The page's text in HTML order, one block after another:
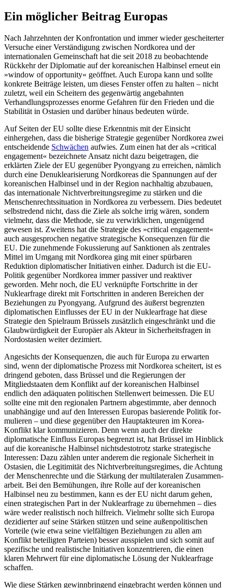
Ein möglicher Beitrag Europas
Nach Jahrzehnten der Konfrontation und immer wieder gescheiterter
Versuche einer Verständigung zwischen Nordkorea und der
internationalen Gemeinschaft hat die seit 2018 zu beobachtende
Rückkehr der Diplo­matie auf der koreanischen Halbinsel er­neut ein
»window of opportunity« geöffnet. Auch Europa kann und sollte
konkrete Bei­träge leisten, um dieses Fenster offen zu halten – nicht
zuletzt, weil ein Scheitern des gegenwärtig angebahnten
Verhandlungs­prozesses enorme Gefahren für den Frieden und die
Stabilität in Ostasien und darüber hinaus bedeuten würde.
Auf Seiten der EU sollte diese Erkenntnis mit der Einsicht
einhergehen, dass die bis­herige Strategie gegenüber Nordkorea zwei
entscheidende Schwächen aufwies. Zum einen hat der als »critical
engagement« be­zeichnete Ansatz nicht dazu beigetragen, die
erklärten Ziele der EU gegenüber Pyong­yang zu erreichen, nämlich
durch eine De­nuklearisierung Nordkoreas die Spannungen auf der
koreanischen Halbinsel und in der Region nachhaltig abzubauen,
das inter­nationale Nichtverbreitungsregime zu stär­ken und die
Menschenrechtssituation in Nordkorea zu verbessern. Dies bedeutet
selbstredend nicht, dass die Ziele als solche irrig wären, sondern
vielmehr, dass die Methode, sie zu verwirklichen, ungenügend
gewesen ist. Zweitens hat die Strategie des »critical engagement«
auch ausgesprochen negative strategische Konsequenzen für die
EU. Die zunehmende Fokussierung auf Sank­tionen als zentrales
Mittel im Umgang mit Nordkorea ging mit einer spürbaren
Reduktion diplomatischer Initiativen ein­her. Dadurch ist die EU-
Politik gegenüber Nordkorea immer passiver und reaktiver
geworden. Mehr noch, die EU verknüpfte Fortschritte in der
Nuklearfrage direkt mit Fortschritten in anderen Bereichen der
Bezie­hungen zu Pyongyang. Aufgrund des äußerst begrenzten
diplomatischen Ein­flusses der EU in der Nuklearfrage hat diese
Strategie den Spielraum Brüssels zusätzlich eingeschränkt und die
Glaubwürdigkeit der Europäer als Akteur in Sicherheitsfragen in
Nordostasien weiter dezimiert.
Angesichts der Konsequenzen, die auch für Europa zu erwarten
sind, wenn der diplomatische Prozess mit Nordkorea schei­tert, ist es
dringend geboten, dass Brüssel und die Regierungen der
Mitgliedstaaten dem Konflikt auf der koreanischen Halb­insel
endlich den adäquaten politischen Stellenwert beimessen. Die EU
sollte eine mit den regionalen Partnern abgestimmte, aber dennoch
unabhängige und auf den Interessen Europas basierende Politik for­
mulieren – und diese gegenüber den Hauptakteuren im Korea-
Konflikt klar kom­munizieren. Denn wenn auch der direkte
diplomatische Einfluss Europas begrenzt ist, hat Brüssel im Hinblick
auf die korea­nische Halbinsel nichts­destotrotz starke strategische
Interessen: Dazu zählen unter anderem die regionale Sicherheit in
Ost­asien, die Legitimität des Nichtverbreitungs­regimes, die Achtung
der Menschenrechte und die Stär­kung der multilateralen Zu­sammen­
arbeit. Bei den Bemühungen, ihre Rolle auf der korea­nischen
Halbinsel neu zu bestimmen, kann es der EU nicht darum gehen,
einen strategischen Part in der Nuklearfrage zu übernehmen – dies
wäre weder realistisch noch hilfreich. Vielmehr sollte sich Europa
dezidierter auf seine Stärken stützen und seine außenpolitischen
Vorteile (wie etwa seine vielfältigen Bezie­hungen zu allen am
Konflikt beteiligten Parteien) besser ausspielen und sich somit auf
spezifische und realistische Initiativen konzentrieren, die einen
klaren Mehrwert für eine diplomatische Lösung der Nuklearfrage
schaffen.
Wie diese Stärken gewinnbringend ein­gebracht werden können und